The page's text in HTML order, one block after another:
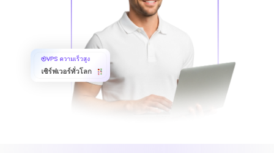
VPS ความเร็วสูง
เซิร์ฟเวอร์ทั่วโลก